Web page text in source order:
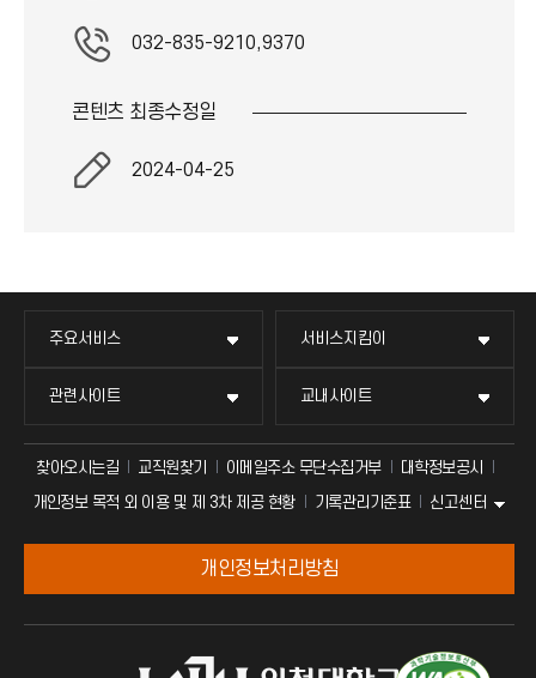
032-835-9210,9370
콘텐츠 최종수정일
2024-04-25
주요서비스 서비스지킴이
관련사이트 교내사이트
찾아오시는길 교직원찾기 이메일주소 무단수집거부
대학정보공시
개인정보 목적 외 이용 및 제 3차 제공 현황
기록관리기준표 신고센터
개인정보처리방침